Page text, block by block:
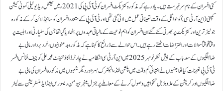
کئی افسران کے نام سر فہرست ہیں۔ یاد رہے کہ مذکورہ کنٹریکٹ افسران کو ٹی آئی پی کی 2021ء میں نیشنل ریڈیو ٹیلی کمونی کیشن
کمپنی (این آر ٹی سی) کو حوالگی کے وقت تعیناتی عمل میں لائی گئی تھی اور ٹی آئی پی کے متعدد افسران کو سائیڈ لائن کر کے مذکورہ
جونیئر ترین اور کنٹریکٹ پر بھرتی کئے گئے ان افسران کو اہم نوعیت کے مالیاتی عہدوں پر بٹھا دیا گیا تھا جن کی سنیارٹی اور اہلیت پر
وقتاً فوقتاً سوالات اور اعتراضات اٹھتے رہے ہیں۔ اس حوالے سے ذرائع کا کہنا ہے کہ مذکورہ بدعنوانیوں، خرد برد اور مالی بے
ضابطگیوں کے سدباب کے پیش نظر نومبر 2025 میں این آر ٹی سی انتظامیہ نے چارٹرڈ اکاؤنٹینٹ محمد علی کو چیف فنانس افسر
ٹی آئی پی تعینات کیا تھا جنہوں نے انتہائی کم وقت میں پنشن فنڈ، الیکٹرک بسز اور دیگر شعبوں میں مذکورہ افسران کی مالی بے
ضابطگیوں اور کرپشن کے علاوہ ڈبل تنخواہیں وصول کرنے کے معاملے پر جنرل مینجر ہیومن ریسورس اینڈ ایڈمنسٹریشن سے لیٹر